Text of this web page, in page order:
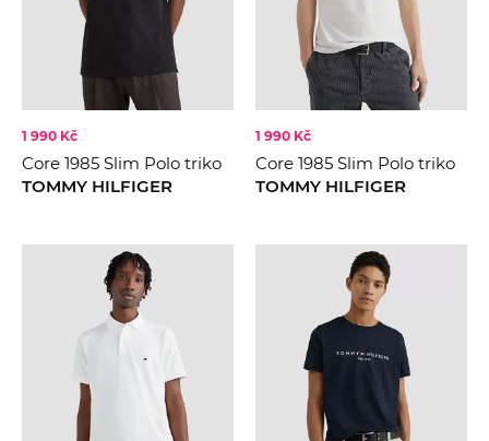
1 990 Kč
Core 1985 Slim Polo triko
TOMMY HILFIGER
1 990 Kč
Core 1985 Slim Polo triko
TOMMY HILFIGER